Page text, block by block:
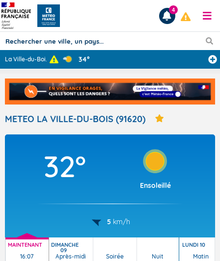
Prévisions
TOUS LES RÉSULTATS
Articles
4
La Ville-du-Boi... 34°
METEO LA VILLE-DU-BOIS (91620)
32°
Ensoleillé
5 km/h
MAINTENANT
16:07
DIMANCHE
09
Après-midi Soirée Nuit
LUNDI 10
Matin